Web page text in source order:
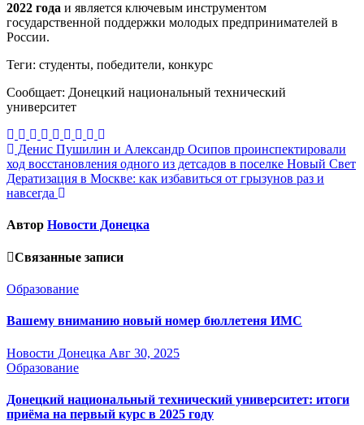
2022 года и является ключевым инструментом
государственной поддержки молодых предпринимателей в
России.
Теги: студенты, победители, конкурс
Сообщает: Донецкий национальный технический
университет
Навигация
по
записям
Денис Пушилин и Александр Осипов проинспектировали
ход восстановления одного из детсадов в поселке Новый Свет
Дератизация в Москве: как избавиться от грызунов раз и
навсегда
Автор Новости Донецка
Связанные записи
Образование
Вашему вниманию новый номер бюллетеня ИМС
Новости Донецка Авг 30, 2025
Образование
Донецкий национальный технический университет: итоги
приёма на первый курс в 2025 году